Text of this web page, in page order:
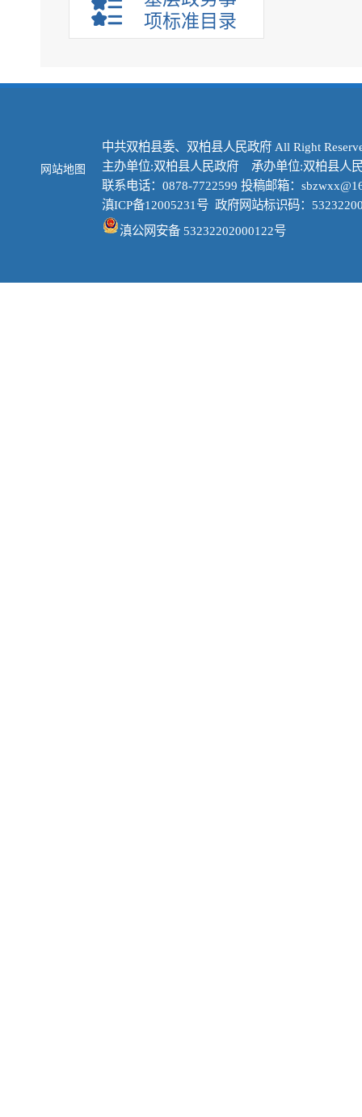
项标准目录
网站地图
中共双柏县委、双柏县人民政府 All Right
主办单位:双柏县人民政府 承办单位:双柏县人
联系电话：0878-7722599 投稿邮箱：
滇ICP备12005231号 政府网站标识码：
滇公网安备 53232202000122号